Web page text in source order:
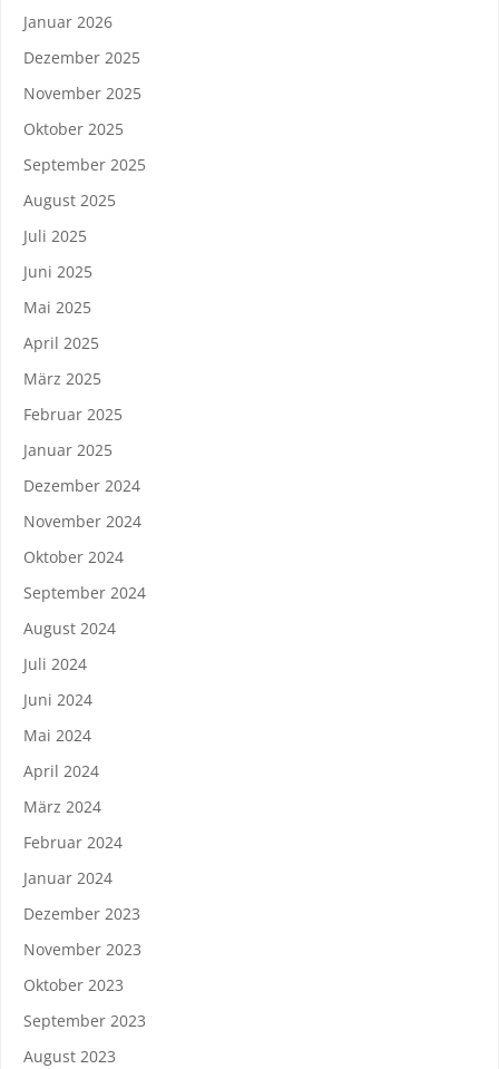
Januar 2026
Dezember 2025
November 2025
Oktober 2025
September 2025
August 2025
Juli 2025
Juni 2025
Mai 2025
April 2025
März 2025
Februar 2025
Januar 2025
Dezember 2024
November 2024
Oktober 2024
September 2024
August 2024
Juli 2024
Juni 2024
Mai 2024
April 2024
März 2024
Februar 2024
Januar 2024
Dezember 2023
November 2023
Oktober 2023
September 2023
August 2023